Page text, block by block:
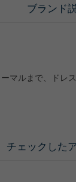
ブランド
ルまで、ドレ
チェックした